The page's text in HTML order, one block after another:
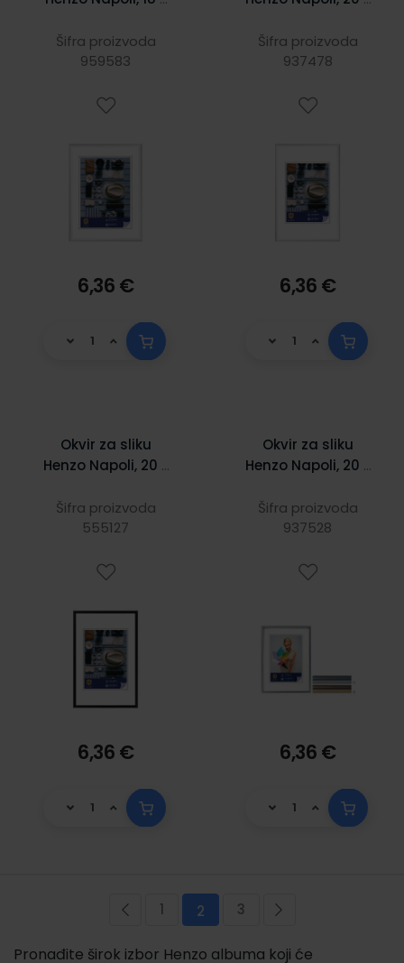
Šifra proizvoda
959583
6,36 €
Šifra proizvoda
937478
6,36 €
Okvir za sliku
Henzo Napoli, 20 x
Šifra proizvoda
555127
6,36 €
Okvir za sliku
Henzo Napoli, 20 x
Šifra proizvoda
937528
6,36 €
Stranica
Prethodna
Stranica
1 Trenutno pregledavate
2 Stranica
3
Pronađite širok izbor Henzo albuma koji će